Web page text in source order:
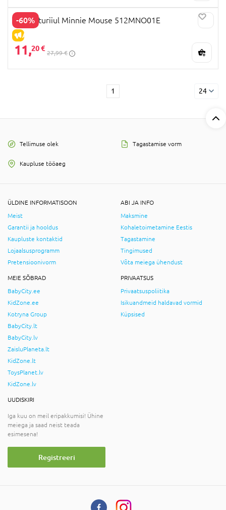
-60%
ALLAHINDLUS
Raamaturiiul Minnie Mouse 512MNO01E
11,20 €
27,99 €
1 24
Tellimuse olek Tagastamise vorm
Kaupluse tööaeg
ÜLDINE INFORMATISOON
Meist
Garantii ja hooldus
Kaupluste kontaktid
Lojaalsusprogramm
Pretensioonivorm
ABI JA INFO
Maksmine
Kohaletoimetamine Eestis
Tagastamine
Tingimused
Võta meiega ühendust
MEIE SÕBRAD
BabyCity.ee
KidZone.ee
Kotryna Group
BabyCity.lt
BabyCity.lv
ZaisluPlaneta.lt
KidZone.lt
ToysPlanet.lv
KidZone.lv
PRIVAATSUS
Privaatsuspoliitika
Isikuandmeid haldavad vormid
Küpsised
UUDISKIRI
Iga kuu on meil eripakkumisi! Ühine
meiega ja saad neist teada
esimesena!
Registreeri